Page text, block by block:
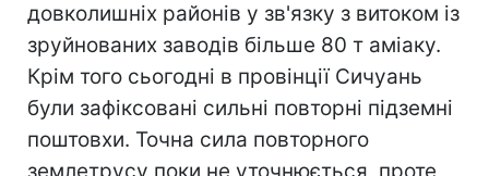
довколишніх районів у зв'язку з витоком із
зруйнованих заводів більше 80 т аміаку.
Крім того сьогодні в провінції Сичуань
були зафіксовані сильні повторні підземні
поштовхи. Точна сила повторного